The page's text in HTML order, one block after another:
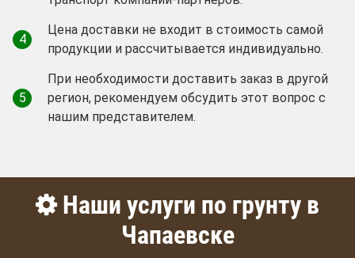
4
Цена доставки не входит в стоимость самой
продукции и рассчитывается индивидуально.
5
При необходимости доставить заказ в другой
регион, рекомендуем обсудить этот вопрос с
нашим представителем.
Наши услуги по грунту в
Чапаевске